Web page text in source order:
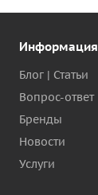
Информация
Блог | Статьи
Вопрос-ответ
Бренды
Новости
Услуги